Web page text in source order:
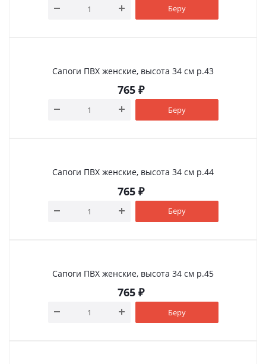
Беру
Сапоги ПВХ женские, высота 34 см р.43
765 ₽
Беру
Сапоги ПВХ женские, высота 34 см р.44
765 ₽
Беру
Сапоги ПВХ женские, высота 34 см р.45
765 ₽
Беру